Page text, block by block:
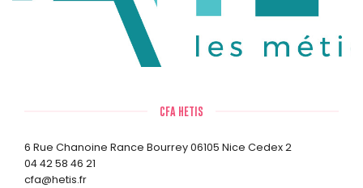
CFA HETIS
6 Rue Chanoine Rance Bourrey 06105 Nice Cedex 2
04 42 58 46 21
cfa@hetis.fr